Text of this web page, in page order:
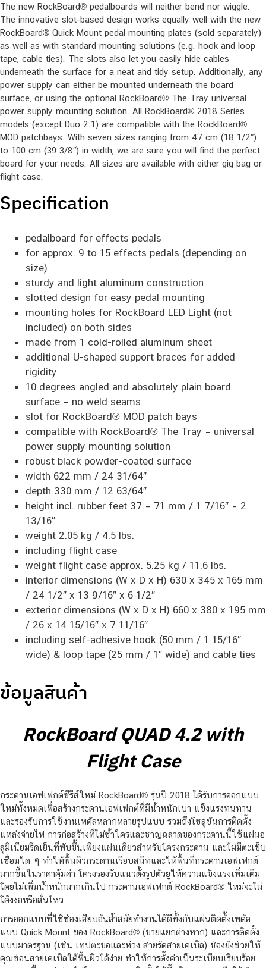
The new RockBoard® pedalboards will neither bend nor wiggle.
The innovative slot-based design works equally well with the new
RockBoard® Quick Mount pedal mounting plates (sold separately)
as well as with standard mounting solutions (e.g. hook and loop
tape, cable ties). The slots also let you easily hide cables
underneath the surface for a neat and tidy setup. Additionally, any
power supply can either be mounted underneath the board
surface, or using the optional RockBoard® The Tray universal
power supply mounting solution. All RockBoard® 2018 Series
models (except Duo 2.1) are compatible with the RockBoard®
MOD patchbays. With seven sizes ranging from 47 cm (18 1/2″)
to 100 cm (39 3/8″) in width, we are sure you will find the perfect
board for your needs. All sizes are available with either gig bag or
flight case.
Specification
pedalboard for effects pedals
for approx. 9 to 15 effects pedals (depending on
size)
sturdy and light aluminum construction
slotted design for easy pedal mounting
mounting holes for RockBoard LED Light (not
included) on both sides
made from 1 cold-rolled aluminum sheet
additional U-shaped support braces for added
rigidity
10 degrees angled and absolutely plain board
surface – no weld seams
slot for RockBoard® MOD patch bays
compatible with RockBoard® The Tray – universal
power supply mounting solution
robust black powder-coated surface
width 622 mm / 24 31/64″
depth 330 mm / 12 63/64″
height incl. rubber feet 37 – 71 mm / 1 7/16″ – 2
13/16″
weight 2.05 kg / 4.5 lbs.
including flight case
weight flight case approx. 5.25 kg / 11.6 lbs.
interior dimensions (W x D x H) 630 x 345 x 165 mm
/ 24 1/2″ x 13 9/16″ x 6 1/2″
exterior dimensions (W x D x H) 660 x 380 x 195 mm
/ 26 x 14 15/16″ x 7 11/16″
including self-adhesive hook (50 mm / 1 15/16″
wide) & loop tape (25 mm / 1″ wide) and cable ties
ข้อมูลสินค้า
RockBoard QUAD 4.2 with
Flight Case
กระดานเอฟเฟกต์ซีรีส์ใหม่ RockBoard® รุ่นปี 2018 ได้รับการออกแบบ
ใหม่ทั้งหมดเพื่อสร้างกระดานเอฟเฟกต์ที่มีน้ำหนักเบา แข็งแรงทนทาน
และรองรับการใช้งานเพดัลหลากหลายรูปแบบ รวมถึงโซลูชันการติดตั้ง
แหล่งจ่ายไฟ การก่อสร้างที่ไม่ซ้ำใครและชาญฉลาดของกระดานนี้ใช้แผ่นอ
ลูมิเนียมรีดเย็นที่พับขึ้นเพียงแผ่นเดียวสำหรับโครงกระดาน และไม่มีตะเข็บ
เชื่อมใด ๆ ทำให้พื้นผิวกระดานเรียบสนิทและให้พื้นที่กระดานเอฟเฟกต์
มากขึ้นในราคาคุ้มค่า โครงรองรับแนวตั้งรูปตัวยูให้ความแข็งแรงเพิ่มเติม
โดยไม่เพิ่มน้ำหนักมากเกินไป กระดานเอฟเฟกต์ RockBoard® ใหม่จะไม่
โค้งงอหรือสั่นไหว
การออกแบบที่ใช้ช่องเสียบอันล้ำสมัยทำงานได้ดีทั้งกับแผ่นติดตั้งเพดัล
แบบ Quick Mount ของ RockBoard® (ขายแยกต่างหาก) และการติดตั้ง
แบบมาตรฐาน (เช่น เทปตะขอและห่วง สายรัดสายเคเบิล) ช่องยังช่วยให้
คุณซ่อนสายเคเบิลใต้พื้นผิวได้ง่าย ทำให้การตั้งค่าเป็นระเบียบเรียบร้อย